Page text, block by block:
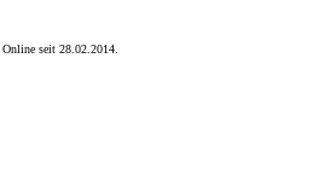
. Online seit 28.02.2014.